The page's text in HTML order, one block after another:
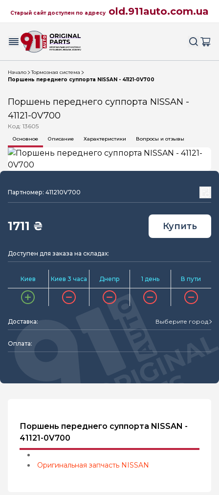
Старый сайт доступен по адресу old.911auto.com.ua
Начало
Тормозная система
Поршень переднего суппорта NISSAN - 41121-0V700
Поршень переднего суппорта NISSAN -
41121-0V700
Код: 13605
Основное Описание Характеристики Вопросы и отзывы
Партномер: 411210V700
1711 ₴ Купить
Доступен для заказа на складах:
Киев Киев 3 часа Днепр 1 день В пути
Доставка: Выберите город
Оплата:
Поршень переднего суппорта NISSAN -
41121-0V700
Оригинальная запчасть NISSAN